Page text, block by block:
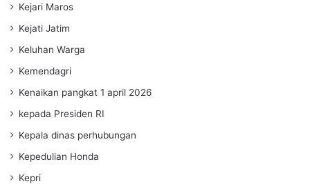
Kejari Maros
Kejati Jatim
Keluhan Warga
Kemendagri
Kenaikan pangkat 1 april 2026
kepada Presiden RI
Kepala dinas perhubungan
Kepedulian Honda
Kepri